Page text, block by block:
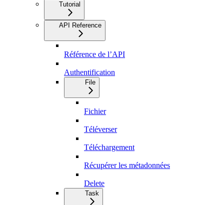
Tutorial
API Reference
Référence de l’API
Authentification
File
Fichier
Téléverser
Téléchargement
Récupérer les métadonnées
Delete
Task